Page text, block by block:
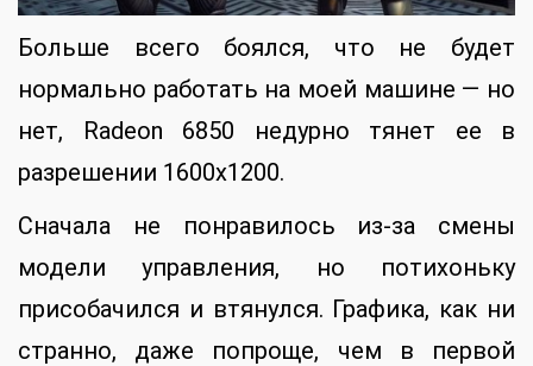
Больше всего боялся, что не будет
нормально работать на моей машине — но
нет, Radeon 6850 недурно тянет ее в
разрешении 1600х1200.
Сначала не понравилось из-за смены
модели управления, но потихоньку
присобачился и втянулся. Графика, как ни
странно, даже попроще, чем в первой